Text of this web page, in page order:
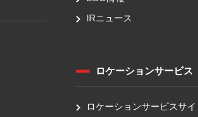
IRニュース
ロケーションサービス
ロケーションサービスサイ